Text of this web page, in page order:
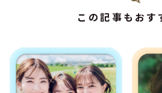
この記事もお